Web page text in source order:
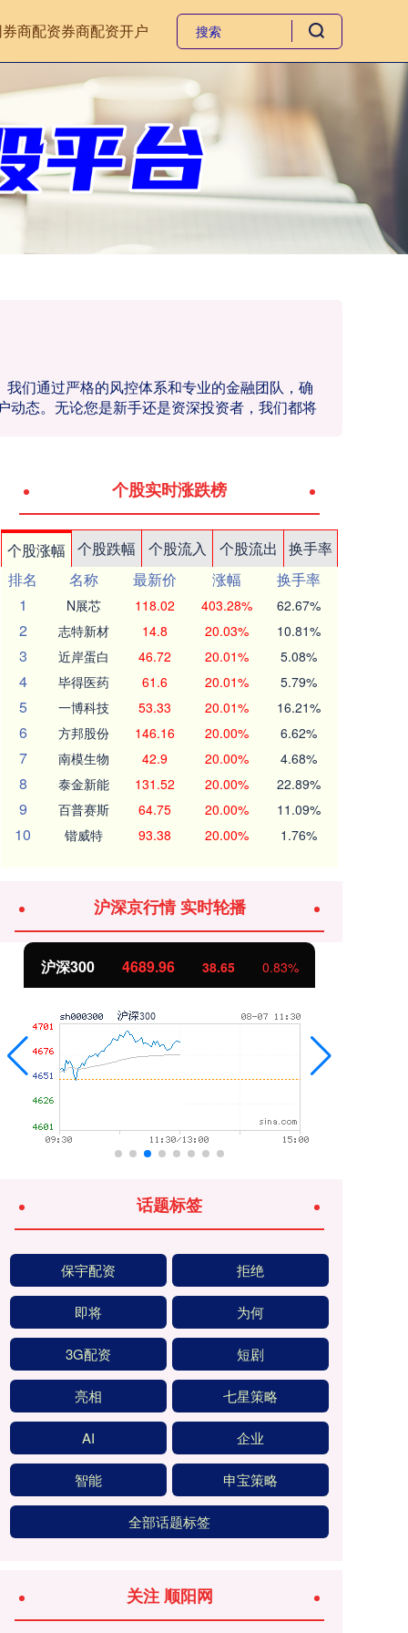
券商配资券商配资开户
们通过严格的风控体系和专业的金融团队，确
动态。无论您是新手还是资深投资者，我们都将
个股实时涨跌榜
个股涨幅 个股跌幅 个股流入 个股流出
换手率
排名
名称 最新价 涨幅
换手率
1
N展芯 118.02 403.28% 62.67%
2 志特新材 14.8 20.03% 10.81%
3 近岸蛋白 46.72 20.01% 5.08%
4 毕得医药 61.6 20.01% 5.79%
5 一博科技 53.33 20.01% 16.21%
6 方邦股份 146.16 20.00% 6.62%
7 南模生物 42.9 20.00% 4.68%
8 泰金新能 131.52 20.00% 22.89%
9 百普赛斯 64.75 20.00% 11.09%
10 锴威特 93.38 20.00% 1.76%
沪深京行情 实时轮播
沪深300 4689.96 38.65 0.83%
话题标签
保宇配资 拒绝
即将 为何
3G配资 短剧
亮相 七星策略
AI 企业
智能 申宝策略
全部话题标签
关注 顺阳网